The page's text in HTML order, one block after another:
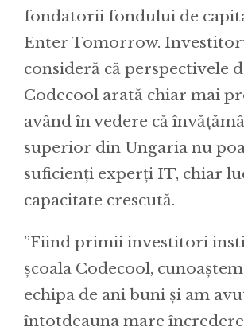
fondatorii fondului de
Enter Tomorrow.
consideră că perspectivele
Codecool arată chiar mai
având în vedere că
superior din Ungaria nu
suficienți experți IT, chiar
capacitate crescută.
”Fiind primii investitori
școala Codecool,
echipa de ani buni și am
întotdeauna mare încredere